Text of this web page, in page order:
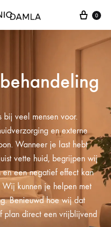
0
bij veel mensen voor.
en externe
Wanneer je last hebt
vette huid, begrijpen wij
een negatief effect kan
kunnen je helpen met
Benieuwd hoe wij dat
plan direct een vrijblijvend